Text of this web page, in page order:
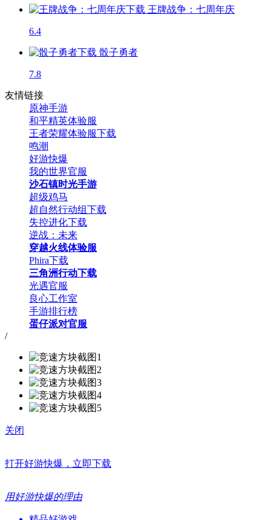
王牌战争：七周年庆
6.4
骰子勇者
7.8
友情链接
原神手游
和平精英体验服
王者荣耀体验服下载
鸣潮
好游快爆
我的世界官服
沙石镇时光手游
超级鸡马
超自然行动组下载
失控进化下载
逆战：未来
穿越火线体验服
Phira下载
三角洲行动下载
光遇官服
良心工作室
手游排行榜
蛋仔派对官服
/
关闭
打开好游快爆，立即下载
用好游快爆的理由